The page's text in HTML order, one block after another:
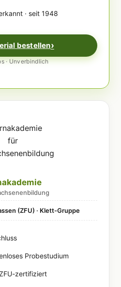
· seit 1948
bestellen
· Unverbindlich
(ZFU) · Klett-Gruppe
Probestudium
zertifiziert